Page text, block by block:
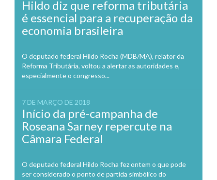
Hildo diz que reforma tributária
é essencial para a recuperação da
economia brasileira
O deputado federal Hildo Rocha (MDB/MA), relator da
Reforma Tributária, voltou a alertar as autoridades e,
especialmente o congresso...
7 DE MARÇO DE 2018
Início da pré-campanha de
Roseana Sarney repercute na
Câmara Federal
O deputado federal Hildo Rocha fez ontem o que pode
ser considerado o ponto de partida simbólico do